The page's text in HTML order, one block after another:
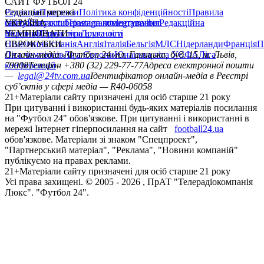
РедакціяПрогнозиПолітика конфіденційностіПравила
сайтуКонтактиПравила коментуванняРедакційна
політикаСтруктура власності
Соціальні мережі
facebookxyoutubeinstagramtelegramviber
УКРАЇНА
УкраїнаПерша лігаДруга ліга
ЧЕМПІОНАТИ
НімеччинаІспаніяАнгліяІталіяБельгіяМЛСНідерландиФранція
ЄВРОКУБКИ
Ліга чемпіонівЛіга ЄвропиЮнацька ліга УЄФАЛіга
конференцій
Онлайн-медіа «Футбол 24»пл. Галицька, буд. 15, м. Львів,
79008Телефон +380 (32) 229-77-77Адреса електронної пошти
— legal@24tv.com.uaІдентифікатор онлайн-медіа в Реєстрі
суб’єктів у сфері медіа — R40-06058
21+Матеріали сайту призначені для осіб старше 21 року
При цитуванні і використанні будь-яких матеріалів посилання
на "Футбол 24" обов'язкове. При цитуванні і використанні в
мережі Інтернет гіперпосилання на сайт
football24.ua
обов'язкове. Матеріали зі знаком "Спецпроект",
"Партнерський матеріал", "Реклама", "Новини компаній"
публікуємо на правах реклами.
21+Матеріали сайту призначені для осіб старше 21 року
Усi права захищенi. © 2005 - 2026 , ПрАТ "Телерадіокомпанія
Люкс". "Футбол 24".